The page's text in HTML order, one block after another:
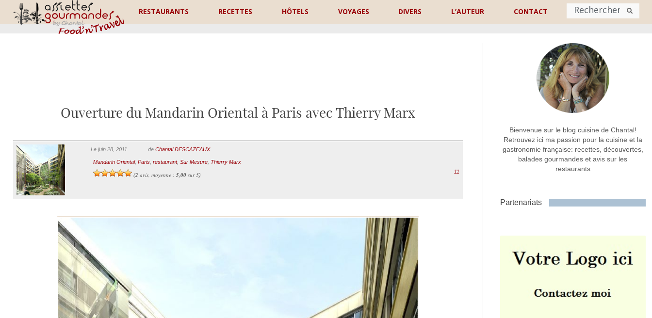
RESTAURANTS RECETTES HÔTELS VOYAGES DIVERS L’AUTEUR CONTACT
Nom
Commentaire ou message *
Ouverture du Mandarin Oriental à Paris avec Thierry Marx
Le juin 28, 2011 de Chantal DESCAZEAUX
Mandarin Oriental, Paris, restaurant, Sur Mesure, Thierry Marx
(2 avis, moyenne : 5,00sur 5)
11
Bienvenue sur le blog cuisine de Chantal!
Retrouvez ici ma passion pour la cuisine et la
gastronomie française: recettes, découvertes,
balades gourmandes et avis sur les
restaurants
Partenariats